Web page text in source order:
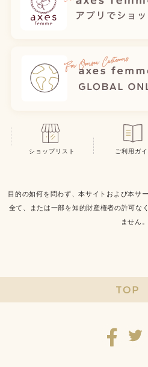
ショップリスト ご利用ガ
目的の如何を問わず、本サイトおよび本サ
全て、または一部を知的財産権者の許可な
ません。
TOP